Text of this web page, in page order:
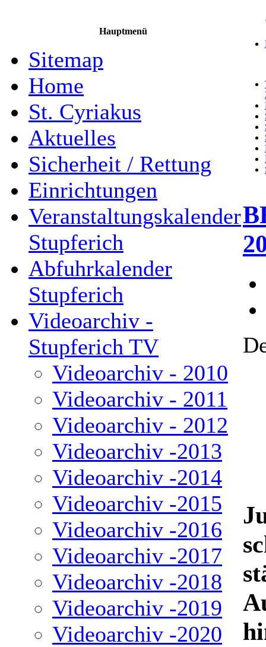
Hauptmenü
Sitemap
Home
St. Cyriakus
Aktuelles
Sicherheit / Rettung
Einrichtungen
Veranstaltungskalender
Stupferich
Abfuhrkalender
Stupferich
Videoarchiv -
Stupferich TV
Videoarchiv - 2010
Videoarchiv - 2011
Videoarchiv - 2012
Videoarchiv -2013
Videoarchiv -2014
Videoarchiv -2015
Videoarchiv -2016
Videoarchiv -2017
Videoarchiv -2018
Videoarchiv -2019
Videoarchiv -2020